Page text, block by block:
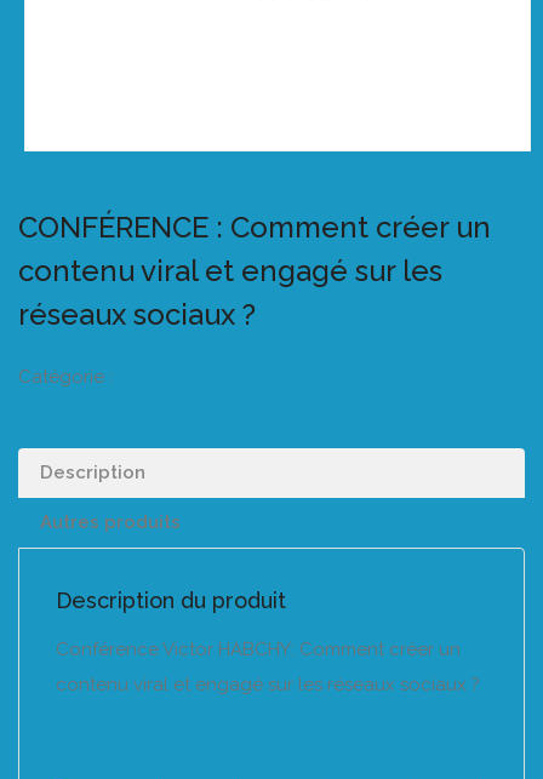
CONFÉRENCE : Comment créer un
contenu viral et engagé sur les
réseaux sociaux ?
Catégorie :
Description
Autres produits
Description du produit
Conférence Victor HABCHY: Comment créer un
contenu viral et engagé sur les réseaux sociaux ?